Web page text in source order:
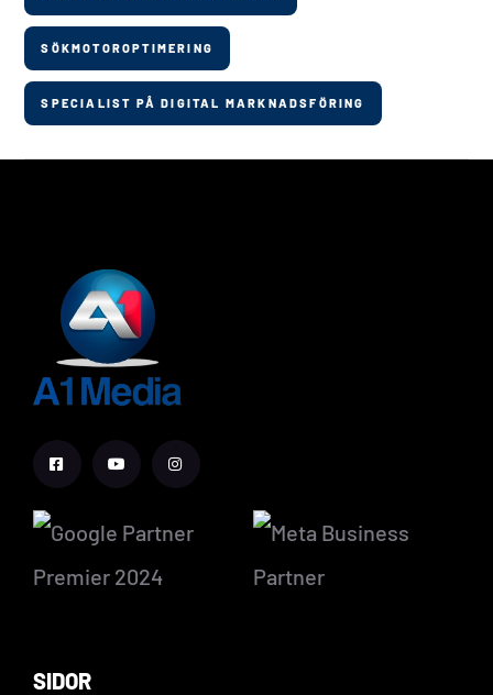
SÖKMOTOROPTIMERING
SPECIALIST PÅ DIGITAL MARKNADSFÖRING
SIDOR